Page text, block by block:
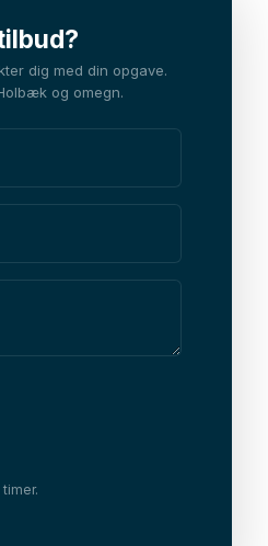
dig med din opgave.
og omegn.